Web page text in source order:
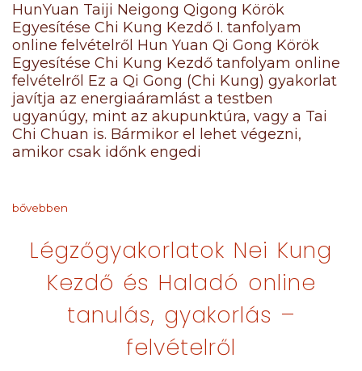
HunYuan Taiji Neigong Qigong Körök
Egyesítése Chi Kung Kezdő I. tanfolyam
online felvételről Hun Yuan Qi Gong Körök
Egyesítése Chi Kung Kezdő tanfolyam online
felvételről Ez a Qi Gong (Chi Kung) gyakorlat
javítja az energiaáramlást a testben
ugyanúgy, mint az akupunktúra, vagy a Tai
Chi Chuan is. Bármikor el lehet végezni,
amikor csak időnk engedi
bővebben
Légzőgyakorlatok Nei Kung
Kezdő és Haladó online
tanulás, gyakorlás –
felvételről